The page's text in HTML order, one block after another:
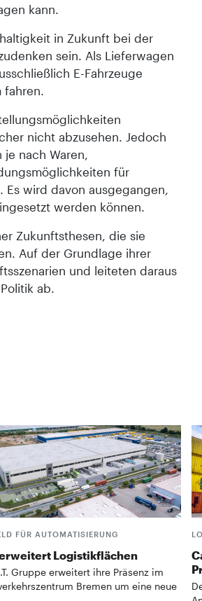
kann.
in Zukunft bei der
sein. Als Lieferwagen
E-Fahrzeuge
fahren.
nicht abzusehen. Jedoch
nach Waren,
für
wird davon ausgegangen,
werden können.
Zukunftsthesen, die sie
Auf der Grundlage ihrer
und leiteten daraus
ab.
FÜR AUTOMATISIERUNG
erweitert Logistikflächen
Gruppe erweitert ihre Präsenz im
Bremen um eine neue